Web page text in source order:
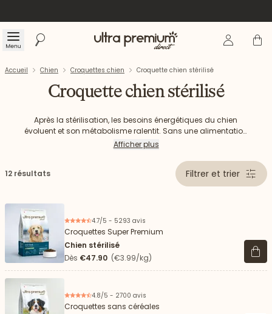
Menu Rechercher Accueil Se Panier
Accueil Chien Croquettes chien Croquette chien stérilisé
Croquette chien stérilisé
Après la stérilisation, les besoins énergétiques du chien
évoluent et son métabolisme ralentit. Sans une alimentation
adaptée, il peut plus facilement prendre du poids. Nos
pour aider votre petit compagnon à maintenir un poids de
forme tout en lui apportant tous les nutriments essentiels à
Afficher plus
12 résultats Filtrer et trier
4.7/5 - 5293 avis
Croquettes Super Premium
Chien stérilisé
Dès €47.90 (€3.99/kg) Voir
4.8/5 - 2700 avis
Croquettes sans céréales